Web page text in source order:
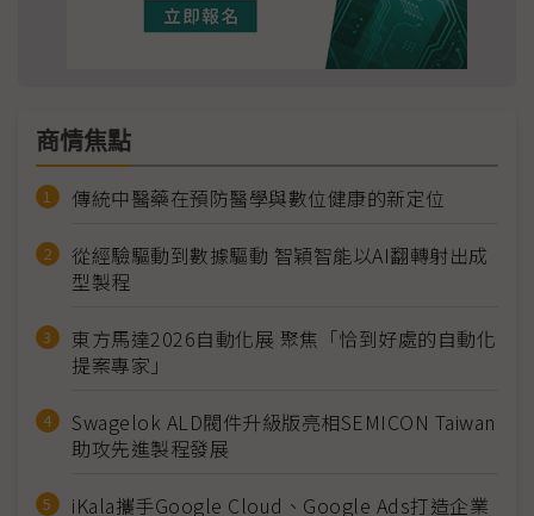
商情焦點
傳統中醫藥在預防醫學與數位健康的新定位
從經驗驅動到數據驅動 智穎智能以AI翻轉射出成
型製程
東方馬達2026自動化展 聚焦「恰到好處的自動化
提案專家」
Swagelok ALD閥件升級版亮相SEMICON Taiwan
助攻先進製程發展
iKala攜手Google Cloud、Google Ads打造企業